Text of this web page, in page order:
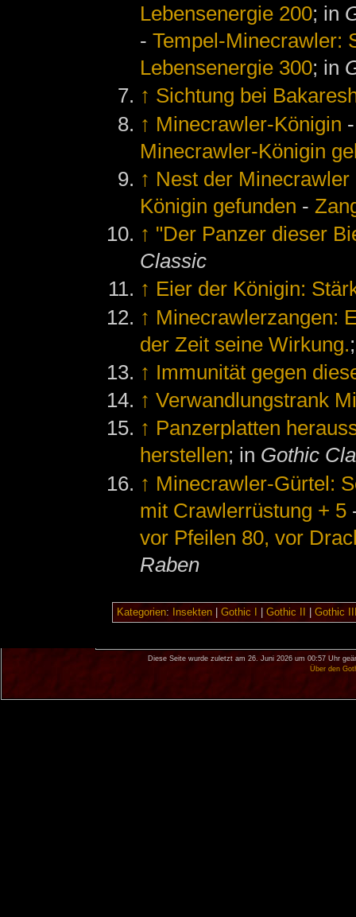
Lebensenergie 200; in
-Tempel-Minecrawler:
Lebensenergie 300; in
↑ Sichtung bei
↑ Minecrawler-Königin
Minecrawler-Königin
↑ Nest der
Königin gefunden -
↑ "Der Panzer dieser
Classic
↑ Eier der Königin:
↑ Minecrawlerzangen:
der Zeit seine Wirkung.
↑ Immunität gegen
↑ Verwandlungstrank
↑ Panzerplatten
herstellen; in Gothic
↑ Minecrawler-Gürtel:
mit Crawlerrüstung + 5
vor Pfeilen 80, vor
Raben
Kategorien: Insekten| Gothic I Gothic II Gothic
Diese Seite wurde zuletzt am 26. Juni 2026 um 00:57 Uhr
Über den